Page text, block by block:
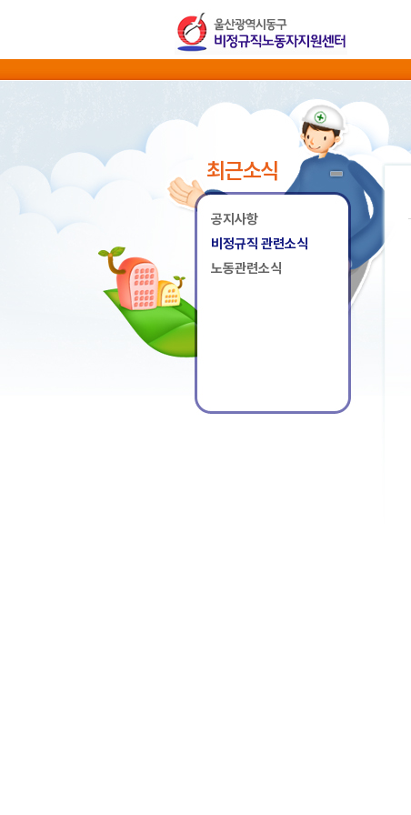
최근소식
공지사항
비정규직 관련소식
노동관련소식